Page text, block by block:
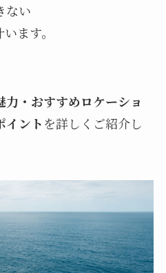
ない
ます。
・おすすめロケーショ
イントを詳しくご紹介し